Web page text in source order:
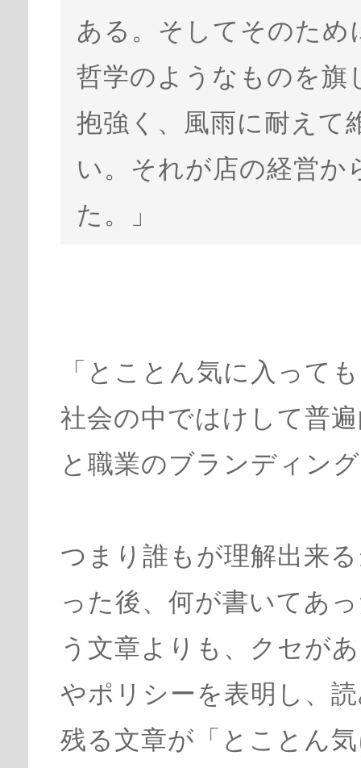
ある。そしてそのため
哲学のようなものを旗
抱強く、風雨に耐えて
い。それが店の経営
た。」
「とことん気に入って
社会の中ではけして普
と職業のブランディン
つまり誰もが理解出来
った後、何が書いてあ
う文章よりも、クセが
やポリシーを表明し、
残る文章が「とことん